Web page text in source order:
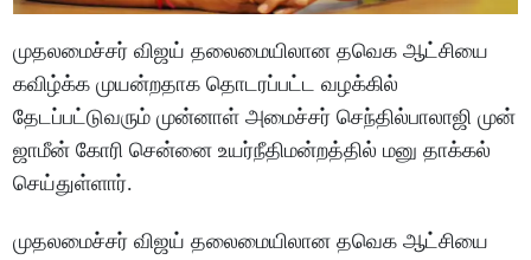
முதலமைச்சர் விஜய் தலைமையிலான தவெக ஆட்சியை
கவிழ்க்க முயன்றதாக தொடரப்பட்ட வழக்கில்
தேடப்பட்டுவரும் முன்னாள் அமைச்சர் செந்தில்பாலாஜி முன்
ஜாமீன் கோரி சென்னை உயர்நீதிமன்றத்தில் மனு தாக்கல்
செய்துள்ளார்.
முதலமைச்சர் விஜய் தலைமையிலான தவெக ஆட்சியை